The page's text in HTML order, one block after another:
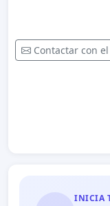
Contactar con
INICIA